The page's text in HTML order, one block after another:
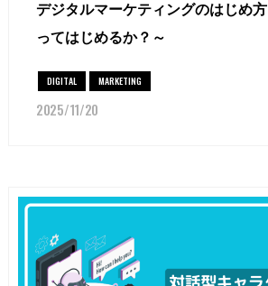
デジタルマーケティングのはじめ
ってはじめるか？～
DIGITAL MARKETING
2025/11/20